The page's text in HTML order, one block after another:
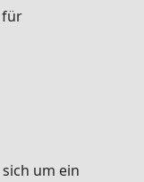
für
um ein